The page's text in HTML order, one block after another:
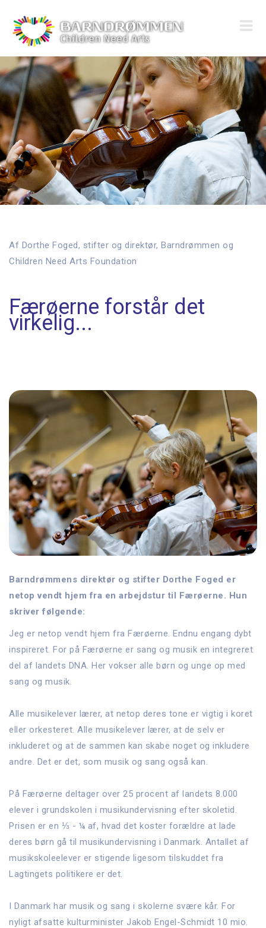
Af Dorthe Foged, stifter og direktør, Barndrømmen og
Children Need Arts Foundation
Færøerne forstår det
virkelig...
Barndrømmens direktør og stifter Dorthe Foged er
netop vendt hjem fra en arbejdstur til Færøerne. Hun
skriver følgende:
Jeg er netop vendt hjem fra Færøerne. Endnu engang dybt
inspireret. For på Færøerne er sang og musik en integreret
del af landets DNA. Her vokser alle børn og unge op med
sang og musik.
Alle musikelever lærer, at netop deres tone er vigtig i koret
eller orkesteret. Alle musikelever lærer, at de selv er
inkluderet og at de sammen kan skabe noget og inkludere
andre. Det er det, som musik og sang også kan.
På Færøerne deltager over 25 procent af landets 8.000
elever i grundskolen i musikundervisning efter skoletid.
Prisen er en ⅓ - ¼ af, hvad det koster forældre at lade
deres børn gå til musikundervisning i Danmark. Antallet af
musikskoleelever er stigende ligesom tilskuddet fra
Lagtingets politikere er det.
I Danmark har musik og sang i skolerne svære kår. For
nyligt afsatte kulturminister Jakob Engel-Schmidt 10 mio.